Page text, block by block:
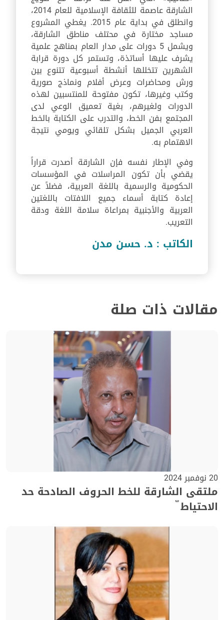
الشارقة عاصمة للثقافة الإسلامية للعام 2014،
وانطلق في بداية عام 2015. يغطي المشروع
مساجد مختارة في محتلف مناطق الشارقة،
ويشمل 5 دورات على مدار العام بمناهج علمية
يشرف عليها أساتذة، وتستمر كل دورة قرابة
الشهرين تتخللها أنشطة أسبوعية تتنوع بين
ورش ومحاضرات وعرض أفلام ونماذج صورية
وكتب وغيرها، تكون مفتوحة للمنتسبين لهذه
الدورات ولغيرهم، بغية تعميق الوعي لدى
المجتمع بفن الخط، والتدرب على الكتابة بالخط
العربي الجميل بشكل تلقائي ويومي نتيجة
الاهتمام به.
وفي الإطار نفسه فإن الشارقة أصدرت قراراً
يقضي بأن تكون المراسلات في المؤسسات
الحكومية والرسمية باللغة العربية، فضلاً عن
إعادة كتابة أسماء جميع اللافتات باللغتين
العربية والأجنبية بمراعاة سلامة اللغة ودقة
التعريب.
الكاتب : د. حسن مدن
مقالات ذات صلة
20 نوفمبر 2024
ملتقى الشارقة للخط الحروف الصادحة حد
الاحتياط ّ